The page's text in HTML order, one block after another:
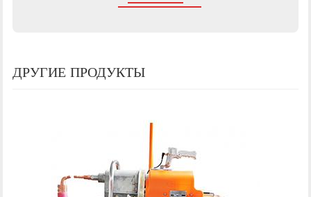
ДРУГИЕ ПРОДУКТЫ